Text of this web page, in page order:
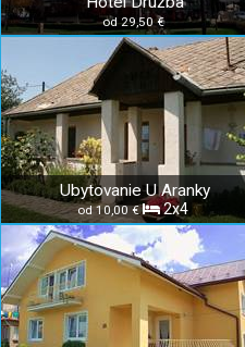
od 29,50 €
Ubytovanie U Aranky
od 10,00 € 2x4